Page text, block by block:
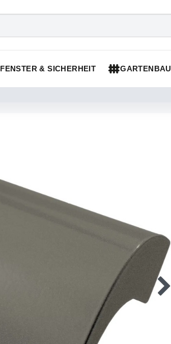
FENSTER & SICHERHEIT GARTENBAU